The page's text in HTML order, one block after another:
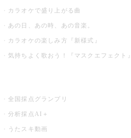
カラオケで盛り上がる曲
あの日、あの時、あの音楽。
カラオケの楽しみ方『新様式』
気持ちよく歌おう！『マスクエフェクト』
全国採点グランプリ
分析採点AI＋
うたスキ動画